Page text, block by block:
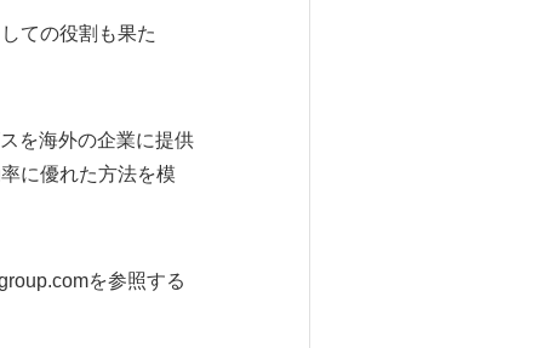
ての役割も果た
を海外の企業に提供
に優れた方法を模
を参照する